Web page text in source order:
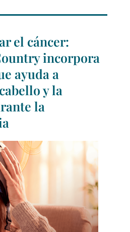
el cáncer:
incorpora
ayuda a
y la
la